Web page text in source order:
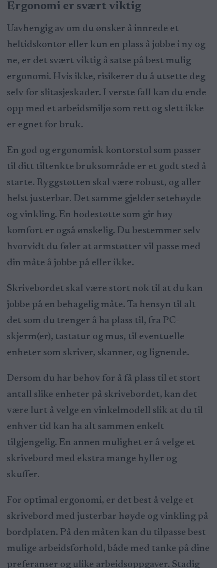
Ergonomi er svært viktig
Uavhengig av om du ønsker å innrede et
heltidskontor eller kun en plass å jobbe i ny og
ne, er det svært viktig å satse på best mulig
ergonomi. Hvis ikke, risikerer du å utsette deg
selv for slitasjeskader. I verste fall kan du ende
opp med et arbeidsmiljø som rett og slett ikke
er egnet for bruk.
En god og ergonomisk kontorstol som passer
til ditt tiltenkte bruksområde er et godt sted å
starte. Ryggstøtten skal være robust, og aller
helst justerbar. Det samme gjelder setehøyde
og vinkling. En hodestøtte som gir høy
komfort er også ønskelig. Du bestemmer selv
hvorvidt du føler at armstøtter vil passe med
din måte å jobbe på eller ikke.
Skrivebordet skal være stort nok til at du kan
jobbe på en behagelig måte. Ta hensyn til alt
det som du trenger å ha plass til, fra PC-
skjerm(er), tastatur og mus, til eventuelle
enheter som skriver, skanner, og lignende.
Dersom du har behov for å få plass til et stort
antall slike enheter på skrivebordet, kan det
være lurt å velge en vinkelmodell slik at du til
enhver tid kan ha alt sammen enkelt
tilgjengelig. En annen mulighet er å velge et
skrivebord med ekstra mange hyller og
skuffer.
For optimal ergonomi, er det best å velge et
skrivebord med justerbar høyde og vinkling på
bordplaten. På den måten kan du tilpasse best
mulige arbeidsforhold, både med tanke på dine
preferanser og ulike arbeidsoppgaver. Stadig